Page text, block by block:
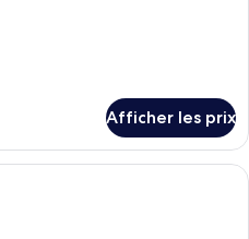
Afficher les prix
Une chambre d’hôtel avec un